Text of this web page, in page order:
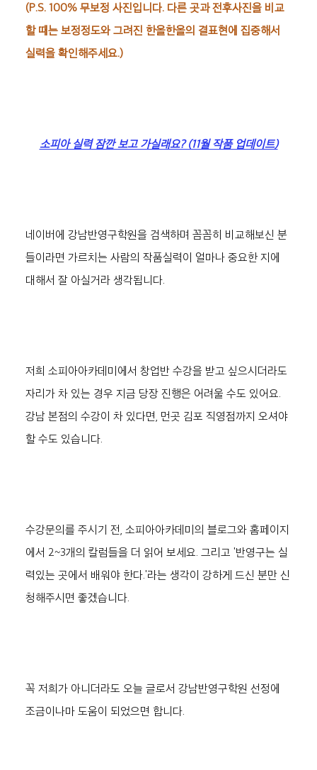
(P.S. 100% 무보정 사진입니다. 다른 곳과 전후사진을 비교
할 때는 보정정도와 그려진 한올한올의 결표현에 집중해서
실력을 확인해주세요.)
소피아 실력 잠깐 보고 가실래요? (11월 작품 업데이트)
네이버에 강남반영구학원을 검색하며 꼼꼼히 비교해보신 분
들이라면 가르치는 사람의 작품실력이 얼마나 중요한 지에
대해서 잘 아실거라 생각됩니다.
저희 소피아아카데미에서 창업반 수강을 받고 싶으시더라도
자리가 차 있는 경우 지금 당장 진행은 어려울 수도 있어요.
강남 본점의 수강이 차 있다면, 먼곳 김포 직영점까지 오셔야
할 수도 있습니다.
수강문의를 주시기 전, 소피아아카데미의 블로그와 홈페이지
에서 2~3개의 칼럼들을 더 읽어 보세요. 그리고 '반영구는 실
력있는 곳에서 배워야 한다.'라는 생각이 강하게 드신 분만 신
청해주시면 좋겠습니다.
꼭 저희가 아니더라도 오늘 글로서 강남반영구학원 선정에
조금이나마 도움이 되었으면 합니다.